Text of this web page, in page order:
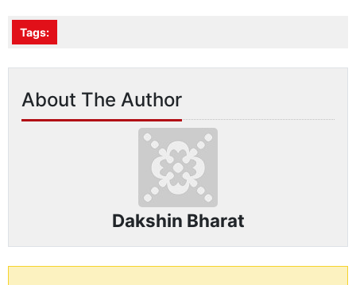
Tags:
About The Author
Dakshin Bharat